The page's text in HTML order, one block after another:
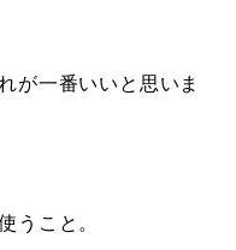
が一番いいと思いま
うこと。